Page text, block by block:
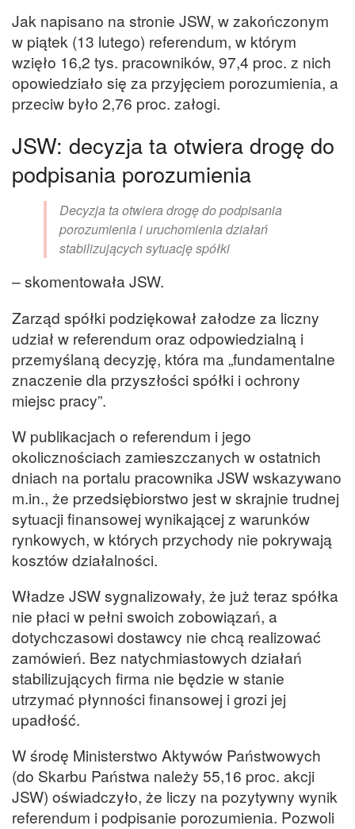
Jak napisano na stronie JSW, w zakończonym
w piątek (13 lutego) referendum, w którym
wzięło 16,2 tys. pracowników, 97,4 proc. z nich
opowiedziało się za przyjęciem porozumienia, a
przeciw było 2,76 proc. załogi.
JSW: decyzja ta otwiera drogę do
podpisania porozumienia
Decyzja ta otwiera drogę do podpisania
porozumienia i uruchomienia działań
stabilizujących sytuację spółki
– skomentowała JSW.
Zarząd spółki podziękował załodze za liczny
udział w referendum oraz odpowiedzialną i
przemyślaną decyzję, która ma „fundamentalne
znaczenie dla przyszłości spółki i ochrony
miejsc pracy”.
W publikacjach o referendum i jego
okolicznościach zamieszczanych w ostatnich
dniach na portalu pracownika JSW wskazywano
m.in., że przedsiębiorstwo jest w skrajnie trudnej
sytuacji finansowej wynikającej z warunków
rynkowych, w których przychody nie pokrywają
kosztów działalności.
Władze JSW sygnalizowały, że już teraz spółka
nie płaci w pełni swoich zobowiązań, a
dotychczasowi dostawcy nie chcą realizować
zamówień. Bez natychmiastowych działań
stabilizujących firma nie będzie w stanie
utrzymać płynności finansowej i grozi jej
upadłość.
W środę Ministerstwo Aktywów Państwowych
(do Skarbu Państwa należy 55,16 proc. akcji
JSW) oświadczyło, że liczy na pozytywny wynik
referendum i podpisanie porozumienia. Pozwoli